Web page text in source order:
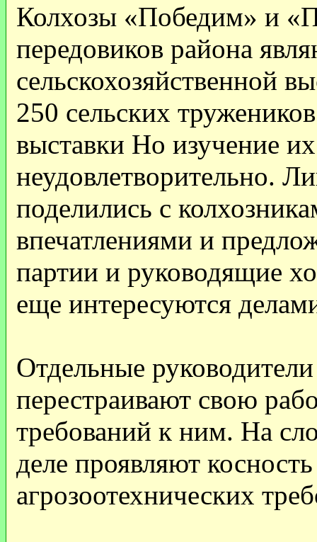
Колхозы «Победим» и
передовиков района
сельскохозяйственной
250 сельских
выставки Но изучение
неудовлетворительно.
поделились с
впечатлениями и
партии и руководящие
еще интересуются
Отдельные
перестраивают свою
требований к ним. На
деле проявляют
агрозоотехнических